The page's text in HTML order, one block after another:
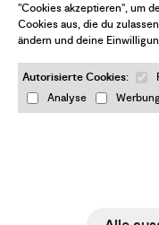
"Cookies akzeptieren", um
Cookies aus, die du
ändern und deine
Autorisierte Cookies:
Analyse
Werbung